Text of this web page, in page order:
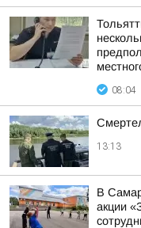
08:04
13:13
В
акции